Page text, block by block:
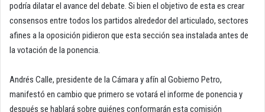
podría dilatar el avance del debate. Si bien el objetivo de esta es crear
consensos entre todos los partidos alrededor del articulado, sectores
afines a la oposición pidieron que esta sección sea instalada antes de
la votación de la ponencia.
Andrés Calle, presidente de la Cámara y afín al Gobierno Petro,
manifestó en cambio que primero se votará el informe de ponencia y
después se hablará sobre quiénes conformarán esta comisión